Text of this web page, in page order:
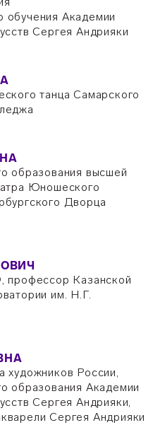
обучения Академии
Сергея Андрияки
танца Самарского
образования высшей
Юношеского
Дворца
профессор Казанской
им. Н.Г.
художников России,
образования Академии
Сергея Андрияки,
Сергея Андрияки